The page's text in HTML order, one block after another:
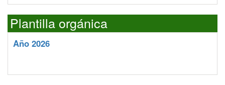
Plantilla orgánica
Año 2026